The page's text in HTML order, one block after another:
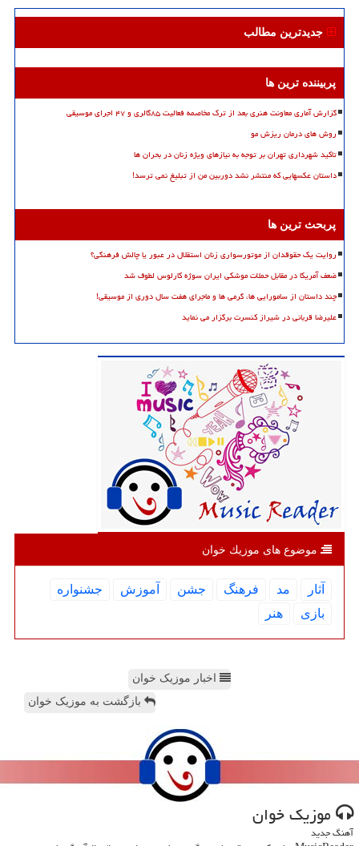
جدیدترین مطالب
پربیننده ترین ها
گزارش آماری معاونت هنری بعد از ترک مخاصمه فعالیت ۸۵گالری و ۴۷ اجرای موسیقی
روش های درمان ریزش مو
تاکید شهرداری تهران بر توجه به نیازهای ویژه زنان در بحران ها
داستان عکسهایی که منتشر نشد دوربین من از تبلیغ نمی ترسد!
پربحث ترین ها
روایت یک حقوقدان از موتورسواری زنان استقلال در عبور یا چالش فرهنگی؟
ضعف آمریکا در مقابل حملات موشکی ایران سوژه کارلوس لطوف شد
چند داستان از سامورایی ها، گرمی ها و ماجرای هفت سال دوری از موسیقی!
علیرضا قربانی در شیراز کنسرت برگزار می نماید
موضوع های موزیك خوان
آثار مد فرهنگ جشن آموزش
جشنواره
بازی
هنر
اخبار موزیک خوان
بازگشت به موزیک خوان
موزیك خوان
آهنگ جدید